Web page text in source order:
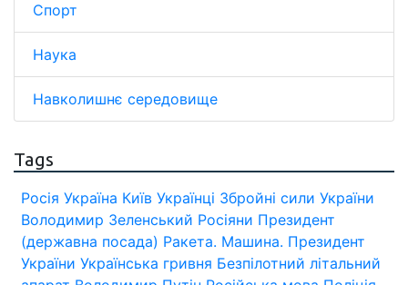
Спорт
Наука
Навколишнє середовище
Tags
Росія Україна Київ Українці Збройні сили України
Володимир Зеленський Росіяни Президент
(державна посада) Ракета. Машина. Президент
України Українська гривня Безпілотний літальний